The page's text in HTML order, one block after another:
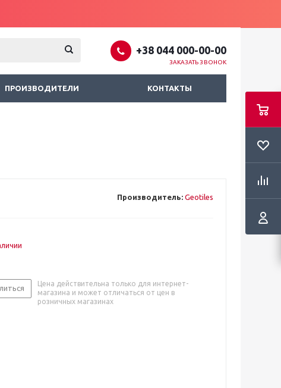
+38 044 000-00-00
ЗАКАЗАТЬ ЗВОНОК
ПРОИЗВОДИТЕЛИ КОНТАКТЫ
Производитель: Geotiles
Цена действительна только для интернет-
магазина и может отличаться от цен в
розничных магазинах